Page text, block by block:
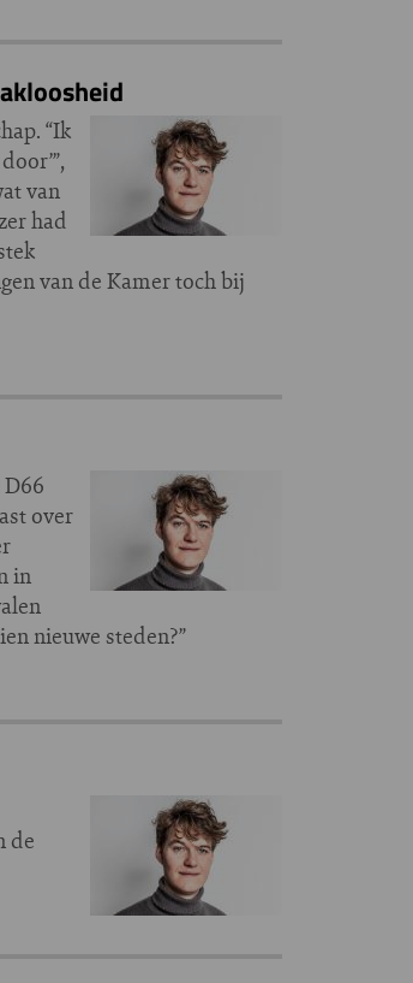
“Ik
van
had
van de Kamer toch bij
over
in
nieuwe steden?”
de